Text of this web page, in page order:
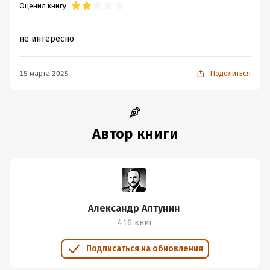
Оценил книгу
не интересно
15 марта 2025 Поделиться
Автор книги
Александр Алтунин
416 книг
Подписаться на обновления